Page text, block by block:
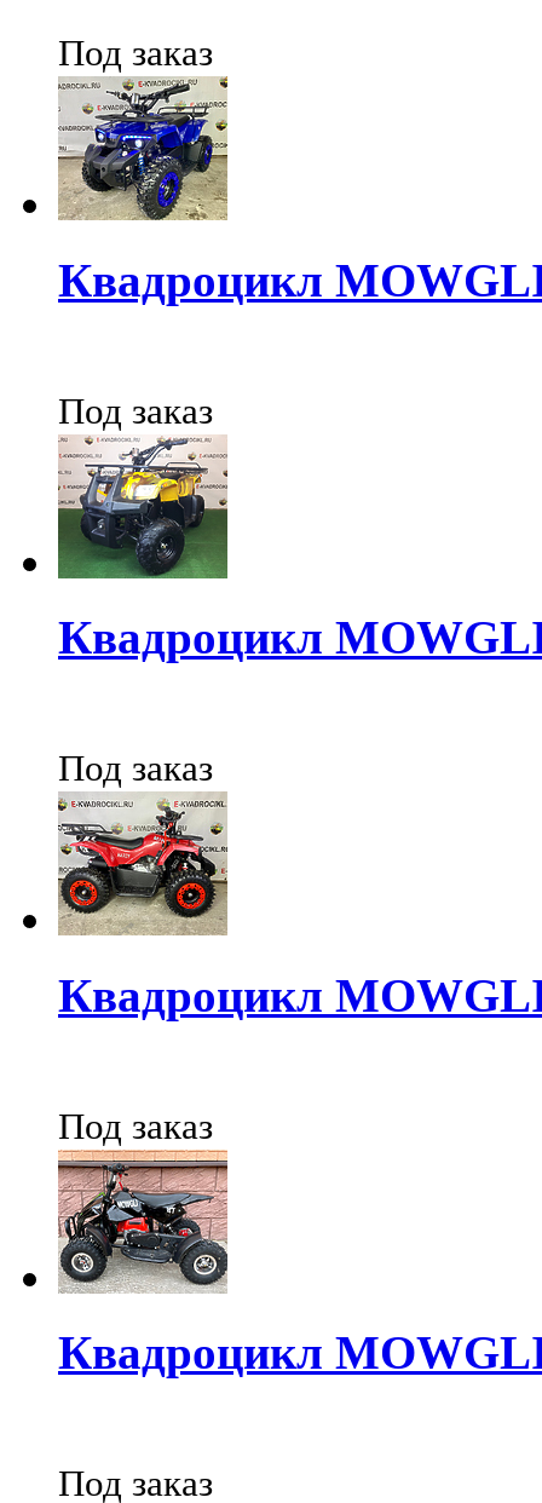
Под заказ
Квадроцикл
Под заказ
Квадроцикл
Под заказ
Квадроцикл
Под заказ
Квадроцикл
Под заказ